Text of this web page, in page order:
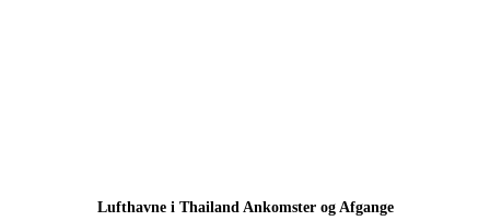
Lufthavne i Thailand Ankomster og Afgange